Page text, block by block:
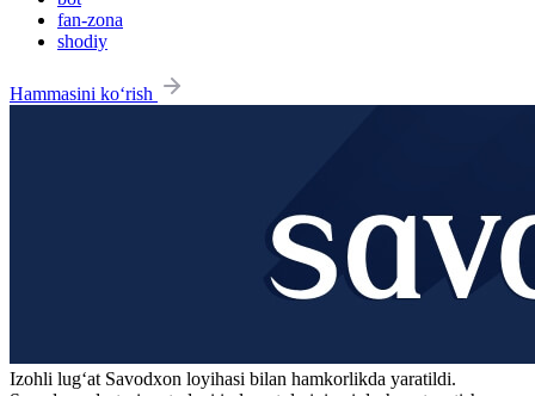
fan-zona
shodiy
Hammasini ko‘rish
Izohli lugʻat Savodxon loyihasi bilan hamkorlikda yaratildi.